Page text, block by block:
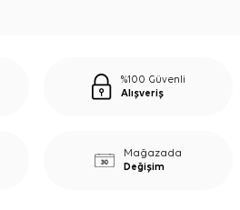
%100 Güvenli
Alışveriş
Mağazada
Değişim